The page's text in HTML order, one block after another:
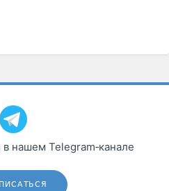
нашем Telegram‑канале